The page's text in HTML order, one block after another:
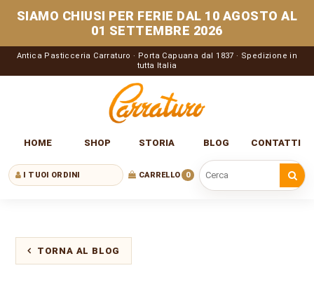
SIAMO CHIUSI PER FERIE DAL 10 AGOSTO AL
01 SETTEMBRE 2026
Antica Pasticceria Carraturo · Porta Capuana dal 1837 · Spedizione in
tutta Italia
HOME SHOP STORIA BLOG CONTATTI
Cerca nel sito
I TUOI ORDINI CARRELLO 0
TORNA AL BLOG